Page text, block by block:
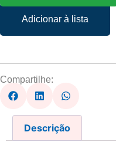
Adicionar à lista
Compartilhe:
Descrição